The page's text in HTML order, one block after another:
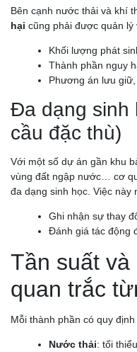
Bên cạnh nước thải và khí
hại cũng phải được quản lý
Khối lượng phát
Thành phần nguy
Phương án lưu giữ,
Đa dạng sinh
cầu đặc thù)
Với một số dự án gần khu
vùng đất ngập nước… cơ
đa dạng sinh học. Việc này
Ghi nhận sự thay
Đánh giá tác động
Tần suất
quan trắc
Mỗi thành phần có quy
Nước thải: tối